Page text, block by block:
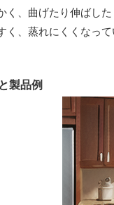
く、曲げたり伸ばし
く、蒸れにくくなって
製品例